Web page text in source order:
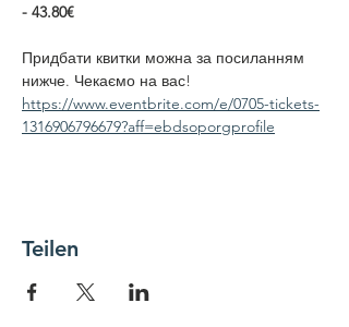
- 43.80€
Придбати квитки можна за посиланням
нижче. Чекаємо на вас!
https://www.eventbrite.com/e/0705-tickets-
1316906796679?aff=ebdsoporgprofile
Teilen